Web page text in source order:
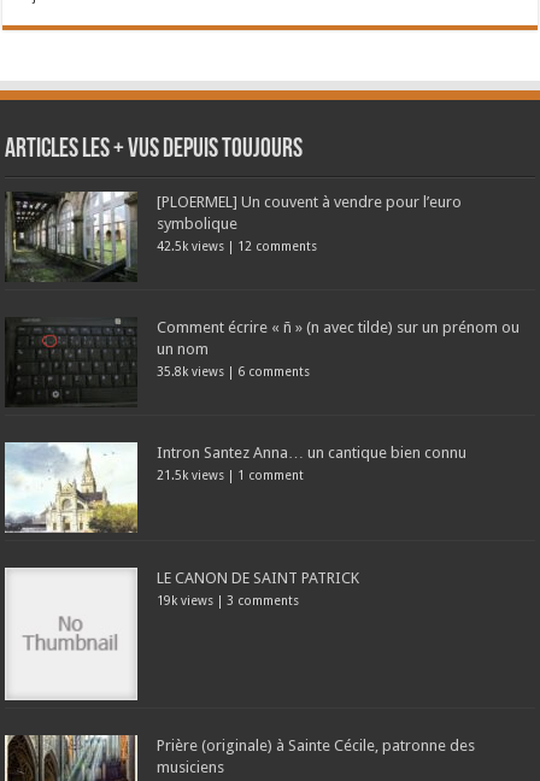
Articles les + vus depuis toujours
[PLOERMEL] Un couvent à vendre pour l’euro
symbolique
42.5k views 12 comments
Comment écrire « ñ » (n avec tilde) sur un prénom ou
un nom
35.8k views 6 comments
Intron Santez Anna… un cantique bien connu
21.5k views 1 comment
LE CANON DE SAINT PATRICK
19k views |3 comments
Prière (originale) à Sainte Cécile, patronne des
musiciens